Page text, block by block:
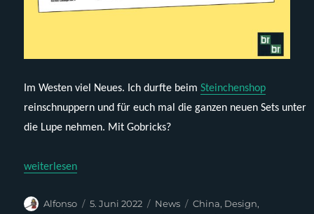
Im Westen viel Neues. Ich durfte beimSteinchenshop
reinschnuppern und für euch mal die ganzen neuen Sets unter
die Lupe nehmen. Mit Gobricks?
„Steinchenshop, Probricks, neue MOCs, Gobricks & Relaunch“
weiterlesen
Autor
Alfonso
Veröffentlicht
5. Juni 2022 Kategorien
News Schlagwörter
China, Design,